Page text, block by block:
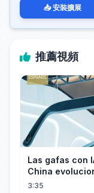
📥 安裝擴展
推薦視頻
Las gafas con
China
los mercados
3:35